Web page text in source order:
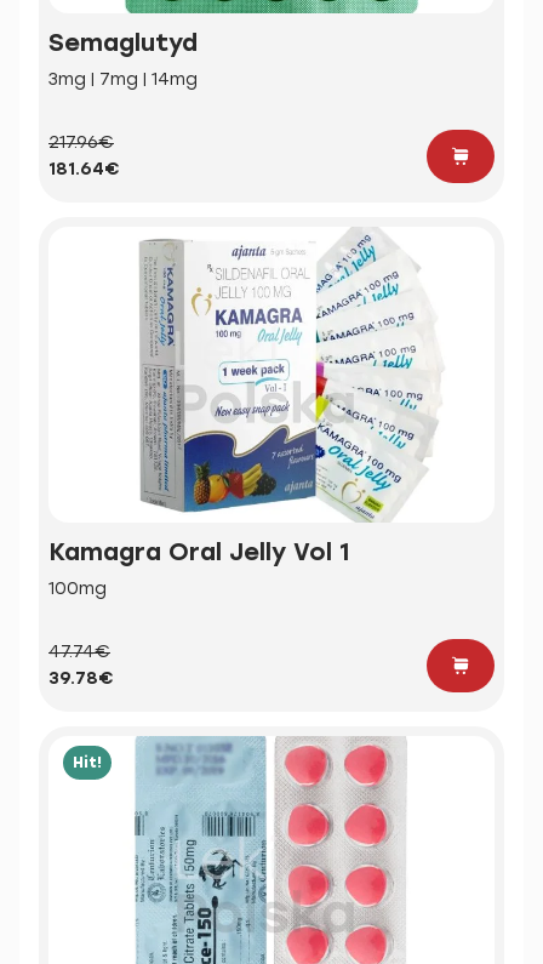
Semaglutyd
3mg | 7mg | 14mg
217.96€
181.64€
Kamagra Oral Jelly Vol 1
100mg
47.74€
39.78€
Hit!